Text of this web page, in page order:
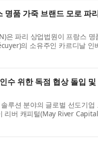
명품 가죽 브랜드 모로 파
은 파리 상업법원이 프랑스
의 소유주인 카르디날 인
(Moreau Paris) 인수를 승인
수 위한 독점 협상 돌입
루션 분야의 글로벌 선도기업
리버 캐피털(May River
명과학 및 헬스케어 애플리케